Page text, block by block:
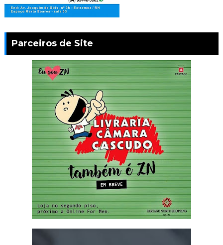
Parceiros de Site